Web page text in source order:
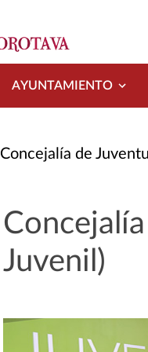
AYUNTAMIENTO
Concejalía de
Juvenil)